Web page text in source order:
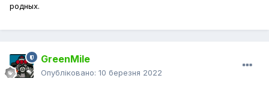
родных.
GreenMile
Опубліковано: 10 березня 2022